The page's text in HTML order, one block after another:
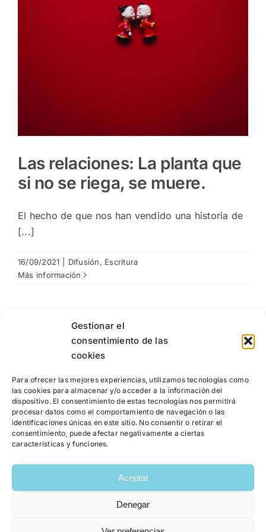
Gestionar el
consentimiento de las
cookies
Para ofrecer las mejores experiencias, utilizamos tecnologías como
las cookies para almacenar y/o acceder a la información del
dispositivo. El consentimiento de estas tecnologías nos permitirá
procesar datos como el comportamiento de navegación o las
identificaciones únicas en este sitio. No consentir o retirar el
consentimiento, puede afectar negativamente a ciertas
características y funciones.
Aceptar
Denegar
Las relaciones: La planta que
si no se riega, se muere.
El hecho de que nos han vendido una historia de
[...]
16/09/2021 Difusión, Escritura
Más información